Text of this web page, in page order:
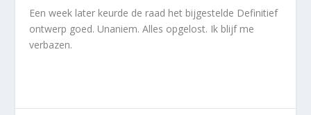
Een week later keurde de raad het bijgestelde Definitief
ontwerp goed. Unaniem. Alles opgelost. Ik blijf me
verbazen.